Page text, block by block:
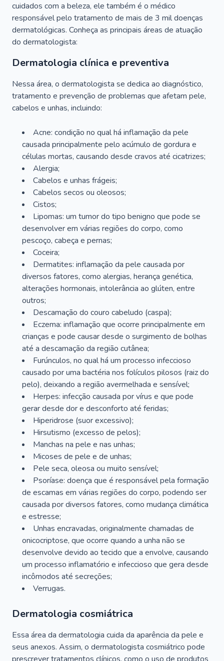
cuidados com a beleza, ele também é o médico
responsável pelo tratamento de mais de 3 mil doenças
dermatológicas. Conheça as principais áreas de atuação
do dermatologista:
Dermatologia clínica e preventiva
Nessa área, o dermatologista se dedica ao diagnóstico,
tratamento e prevenção de problemas que afetam pele,
cabelos e unhas, incluindo:
Acne: condição no qual há inflamação da pele
causada principalmente pelo acúmulo de gordura e
células mortas, causando desde cravos até cicatrizes;
Alergia;
Cabelos e unhas frágeis;
Cabelos secos ou oleosos;
Cistos;
Lipomas: um tumor do tipo benigno que pode se
desenvolver em várias regiões do corpo, como
pescoço, cabeça e pernas;
Coceira;
Dermatites: inflamação da pele causada por
diversos fatores, como alergias, herança genética,
alterações hormonais, intolerância ao glúten, entre
outros;
Descamação do couro cabeludo (caspa);
Eczema: inflamação que ocorre principalmente em
crianças e pode causar desde o surgimento de bolhas
até a descamação da região cutânea;
Furúnculos, no qual há um processo infeccioso
causado por uma bactéria nos folículos pilosos (raiz do
pelo), deixando a região avermelhada e sensível;
Herpes: infecção causada por vírus e que pode
gerar desde dor e desconforto até feridas;
Hiperidrose (suor excessivo);
Hirsutismo (excesso de pelos);
Manchas na pele e nas unhas;
Micoses de pele e de unhas;
Pele seca, oleosa ou muito sensível;
Psoríase: doença que é responsável pela formação
de escamas em várias regiões do corpo, podendo ser
causada por diversos fatores, como mudança climática
e estresse;
Unhas encravadas, originalmente chamadas de
onicocriptose, que ocorre quando a unha não se
desenvolve devido ao tecido que a envolve, causando
um processo inflamatório e infeccioso que gera desde
incômodos até secreções;
Verrugas.
Dermatologia cosmiátrica
Essa área da dermatologia cuida da aparência da pele e
seus anexos. Assim, o dermatologista cosmiátrico pode